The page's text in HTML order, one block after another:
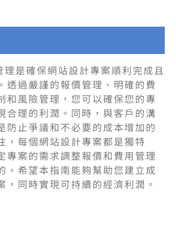
理是確保網站設計專案順利完成且
透過嚴謹的報價管理、明確的費
和風險管理，您可以確保您的專
合理的利潤。同時，與客戶的溝
防止爭議和不必要的成本增加的
，每個網站設計專案都是獨特
專案的需求調整報價和費用管理
。希望本指南能夠幫助您建立成
，同時實現可持續的經濟利潤。